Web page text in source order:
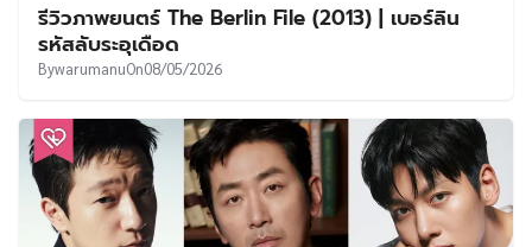
รีวิวภาพยนตร์ The Berlin File (2013) | เบอร์ลิน
รหัสลับระอุเดือด
BywarumanuOn08/05/2026